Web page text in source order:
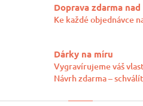
Doprava zdarma nad
Ke každé objednávce
Dárky na míru
Vygravírujeme váš
Návrh zdarma –